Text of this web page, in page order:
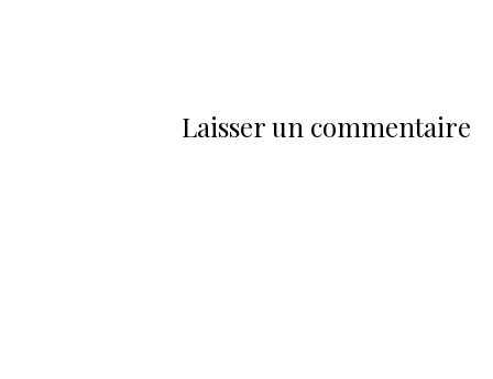
Laisser un commentaire